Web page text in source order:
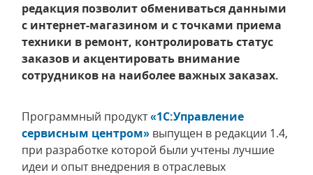
редакция позволит обмениваться данными
с интернет-магазином и с точками приема
техники в ремонт, контролировать статус
заказов и акцентировать внимание
сотрудников на наиболее важных заказах.
Программный продукт«1С:Управление
сервисным центром» выпущен в редакции 1.4,
при разработке которой были учтены лучшие
идеи и опыт внедрения в отраслевых